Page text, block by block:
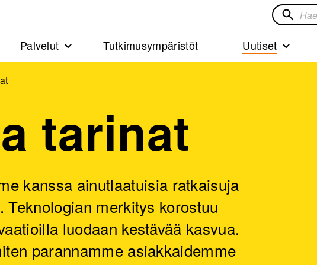
Hae
Palvelut Tutkimusympäristöt Uutiset
tarinat
kanssa ainutlaatuisia ratkaisuja
merkitys korostuu
luodaan kestävää kasvua.
parannamme asiakkaidemme